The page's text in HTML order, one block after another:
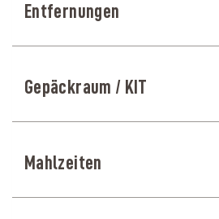
Entfernungen
Gepäckraum / KIT
Mahlzeiten